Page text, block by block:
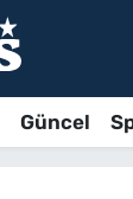
Güncel